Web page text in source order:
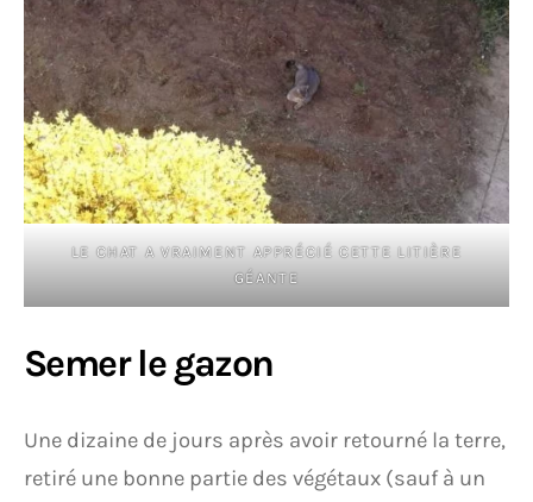
LE CHAT A VRAIMENT APPRÉCIÉ CETTE LITIÈRE
GÉANTE
Semer le gazon
Une dizaine de jours après avoir retourné la terre,
retiré une bonne partie des végétaux (sauf à un